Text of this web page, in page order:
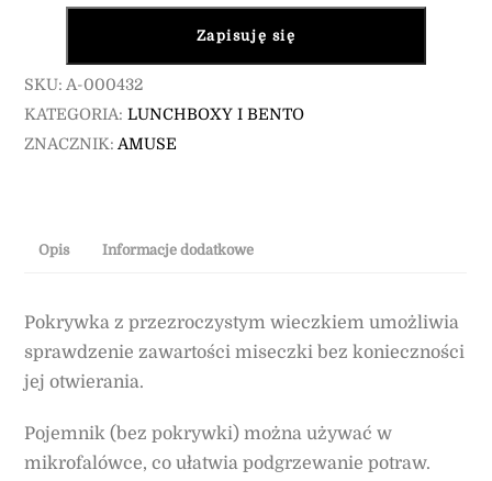
Zapisuję się
SKU:A-000432
KATEGORIA:LUNCHBOXY I BENTO
ZNACZNIK:AMUSE
Opis Informacje dodatkowe
Pokrywka z przezroczystym wieczkiem umożliwia
sprawdzenie zawartości miseczki bez konieczności
jej otwierania.
Pojemnik (bez pokrywki) można używać w
mikrofalówce, co ułatwia podgrzewanie potraw.